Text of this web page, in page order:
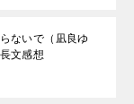
ないで（凪良ゆ
文感想